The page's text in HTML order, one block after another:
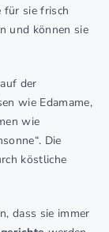
für sie frisch
und können sie
der
wie Edamame,
wie
Die
köstliche
dass sie immer